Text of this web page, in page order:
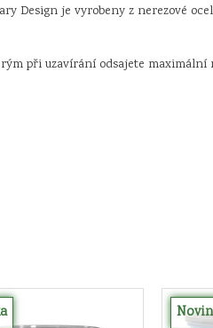
Design je vyrobeny z nerezové
při uzavírání odsajete maximální